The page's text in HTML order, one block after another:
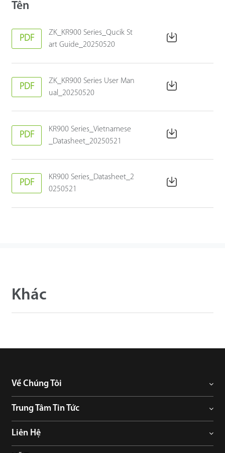
Tên
PDF
ZK_KR900 Series_Qucik St
art Guide_20250520
PDF
ZK_KR900 Series User Man
ual_20250520
PDF
KR900 Series_Vietnamese
_Datasheet_20250521
PDF
KR900 Series_Datasheet_2
0250521
Khác
Về Chúng Tôi
Trung Tâm Tin Tức
Liên Hệ